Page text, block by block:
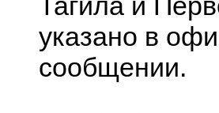
указано в
сообщении.